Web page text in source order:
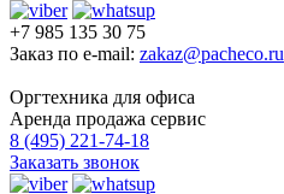
+7 985 135 30 75
Заказ по e-mail: zakaz@pacheco.ru
Оргтехника для офиса
Аренда продажа сервис
8 (495) 221-74-18
Заказать звонок